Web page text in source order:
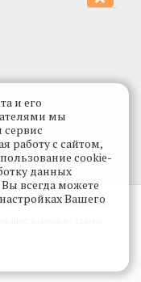
и использование
возможно только
и его
мы
работу с сайтом,
cookie-
данных
всегда можете
Вашего